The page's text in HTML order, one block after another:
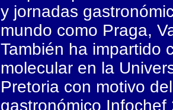
y jornadas
mundo como Praga,
También ha impartido
molecular en la
Pretoria con motivo
gastronómico